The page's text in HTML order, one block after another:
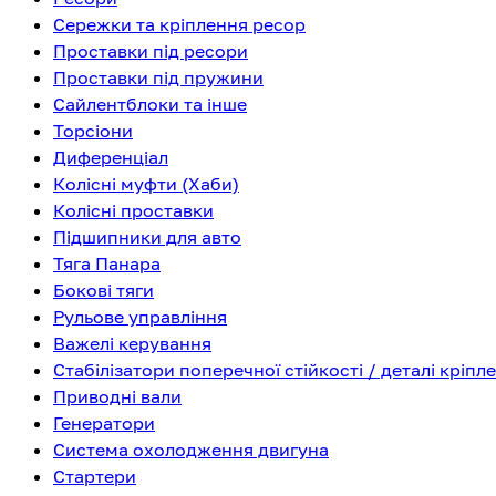
Сережки та кріплення ресор
Проставки під ресори
Проставки під пружини
Сайлентблоки та інше
Торсіони
Диференціал
Колісні муфти (Хаби)
Колісні проставки
Підшипники для авто
Тяга Панара
Бокові тяги
Рульове управління
Важелі керування
Стабілізатори поперечної стійкості / деталі
Приводні вали
Генератори
Система охолодження двигуна
Стартери